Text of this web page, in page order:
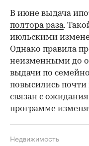
В июне выдача
полтора раза.
июльскими
Однако правила
неизменными до
выдачи по
повысились почти
связан с
программе
Недвижимость